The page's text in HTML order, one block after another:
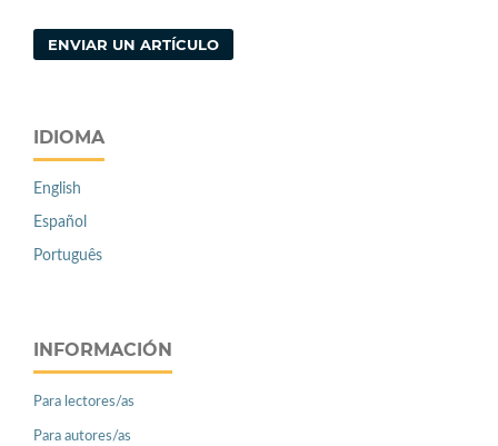
ENVIAR UN ARTÍCULO
IDIOMA
English
Español
Português
INFORMACIÓN
Para lectores/as
Para autores/as